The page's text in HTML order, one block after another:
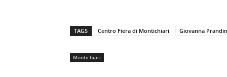
TAGS Centro Fiera di Montichiari Giovanna
Montichiari